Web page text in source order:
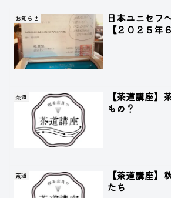
お知らせ
日本ユニセフ
【２０２５年
茶道
【茶道講座】
もの？
茶道
【茶道講座】
たち